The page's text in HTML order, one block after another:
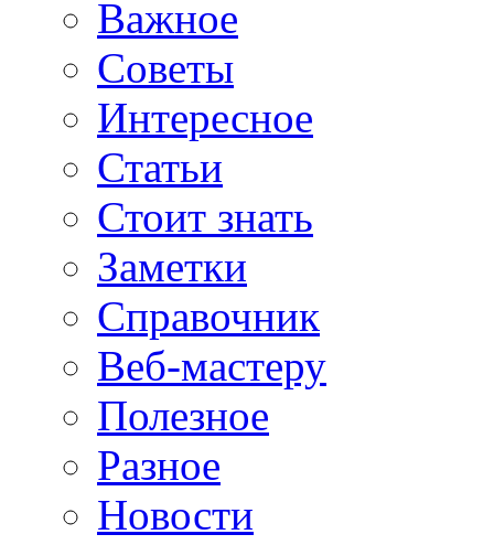
Важное
Советы
Интересное
Статьи
Стоит знать
Заметки
Справочник
Веб-мастеру
Полезное
Разное
Новости